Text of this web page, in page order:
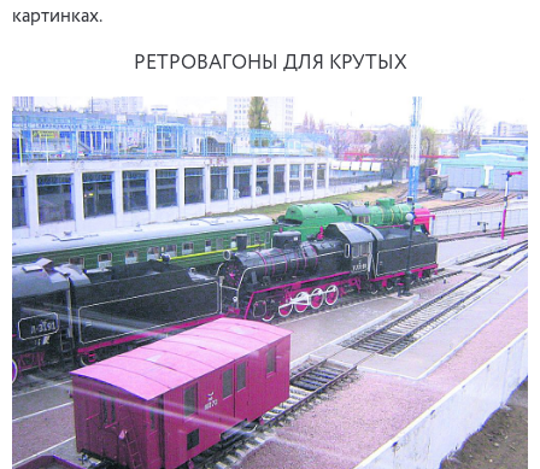
картинках.
РЕТРОВАГОНЫ ДЛЯ КРУТЫХ